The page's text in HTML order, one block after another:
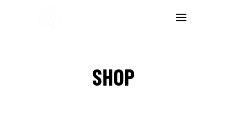
SHOP